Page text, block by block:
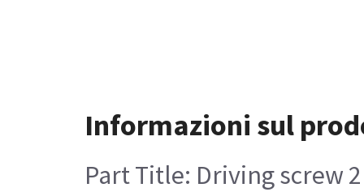
Informazioni sul
Part Title: Driving screw 2